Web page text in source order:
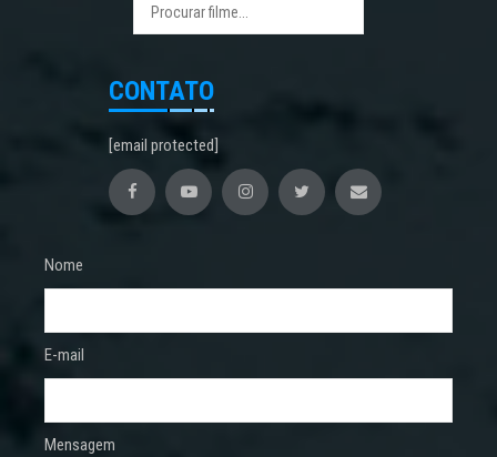
CONTATO
[email protected]
Nome
E-mail
Mensagem